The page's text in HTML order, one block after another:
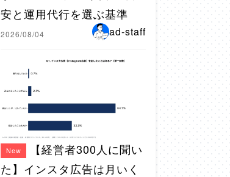
安と運用代行を選ぶ基準
2026/08/04 ad-staff
New
【経営者300人に聞い
た】インスタ広告は月いく